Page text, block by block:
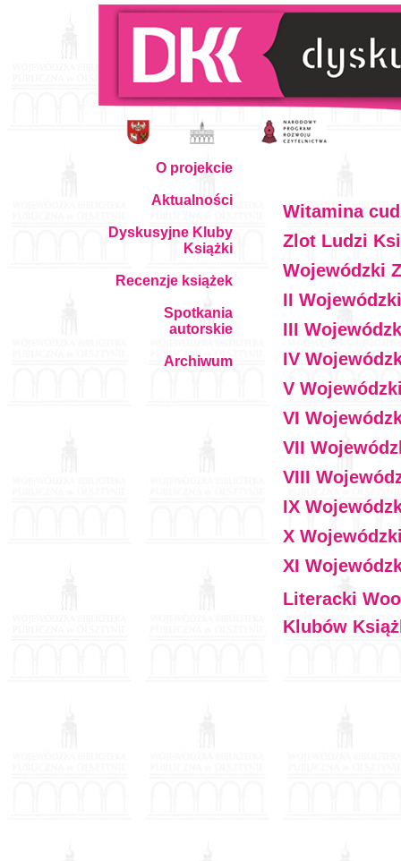
O projekcie
Aktualności
Dyskusyjne Kluby
Książki
Recenzje książek
Spotkania
autorskie
Archiwum
Witamina
Zlot Ludzi
Wojewódzki
II
III
IV
V
VI
VII
VIII
IX
X
XI
Literacki
Klubów